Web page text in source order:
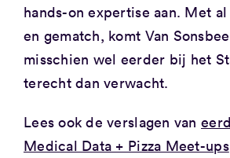
hands-on expertise aan. Met
en gematch, komt Van
misschien wel eerder bij het
terecht dan verwacht.
Lees ook de verslagen van
Medical Data + Pizza Meet-ups